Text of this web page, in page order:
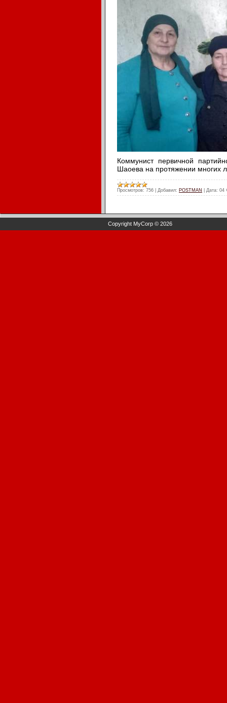
Коммунист первичной
Шаоева на протяжении многих
Просмотров: 756 Добавил: POSTMAN Дата: 04
Copyright MyCorp © 2026